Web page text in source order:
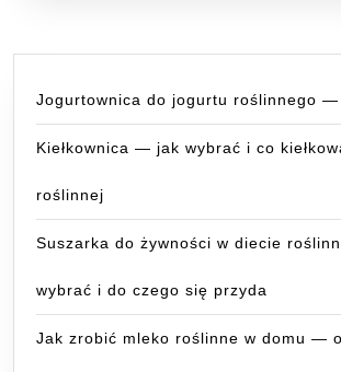
Jogurtownica do jogurtu roślinnego —
Kiełkownica — jak wybrać i co
roślinnej
Suszarka do żywności w diecie
wybrać i do czego się przyda
Jak zrobić mleko roślinne w domu —